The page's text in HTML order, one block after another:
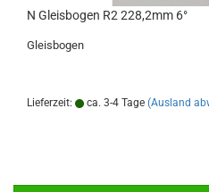
N Gleisbogen R2 228,2mm 6°
Gleisbogen
Lieferzeit: ca. 3-4 Tage (Ausland